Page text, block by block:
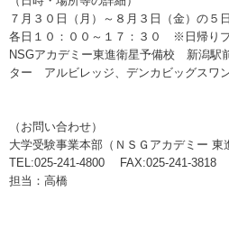
７月３０日（月）～８月３日（金）の５
各日１０：００～１７：３０ ※日帰り
NSGアカデミー東進衛星予備校 新潟駅
ター アルビレッジ、デンカビッグスワ
（お問い合わせ）
大学受験事業本部（ＮＳＧアカデミー 東
TEL:025-241-4800 FAX:025-241-3818
担当：高橋